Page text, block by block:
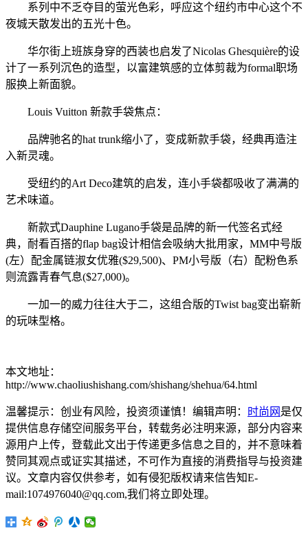
系列中不乏夺目的萤光色彩，呼应这个纽约市中心这个不
夜城天散发出的五光十色。
华尔街上班族身穿的西装也启发了Nicolas Ghesquière的设
计了一系列沉色的造型，以富建筑感的立体剪裁为formal职场
服换上新面貌。
Louis Vuitton 新款手袋焦点：
品牌驰名的hat trunk缩小了，变成新款手袋，经典再造注
入新灵魂。
受纽约的Art Deco建筑的启发，连小手袋都吸收了满满的
艺术味道。
新款式Dauphine Lugano手袋是品牌的新一代签名式经
典，耐看百搭的flap bag设计相信会吸纳大批用家，MM中号版
(左）配金属链淑女优雅($29,500)、PM小号版（右）配粉色系
则流露青春气息($27,000)。
一加一的威力往往大于二，这组合版的Twist bag变出崭新
的玩味型格。
本文地址：
http://www.chaoliushishang.com/shishang/shehua/64.html
温馨提示：创业有风险，投资须谨慎！编辑声明： 时尚网 是仅
提供信息存储空间服务平台，转载务必注明来源，部分内容来
源用户上传，登载此文出于传递更多信息之目的，并不意味着
赞同其观点或证实其描述，不可作为直接的消费指导与投资建
议。文章内容仅供参考，如有侵犯版权请来信告知E-
mail:1074976040@qq.com,我们将立即处理。